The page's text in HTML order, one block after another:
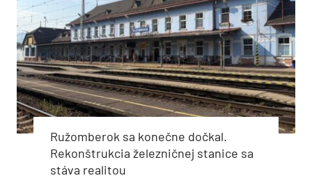
Ružomberok sa konečne dočkal.
Rekonštrukcia železničnej stanice sa
stáva realitou